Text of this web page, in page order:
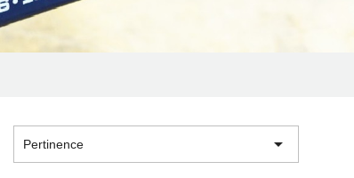
Pertinence 